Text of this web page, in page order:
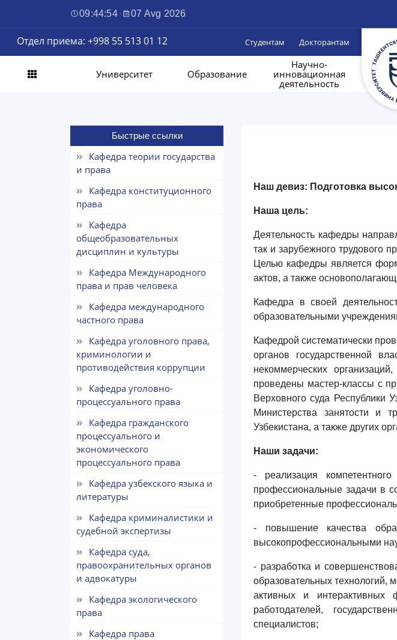
09:44:55 · 07 Avg 2026
Отдел приема: +998 55 513 01 12 Студентам Докторантам
Университет Образование
Научно-
инновационная
деятельность
Быстрые ссылки
Кафедра теории государства
и права
Кафедра конституционного
права
Кафедра
общеобразовательных
дисциплин и культуры
Кафедра Международного
права и прав человека
Кафедра международного
частного права
Кафедра уголовного права,
криминологии и
противодействия коррупции
Кафедра уголовно-
процессуального права
Кафедра гражданского
процессуального и
экономического
процессуального права
Кафедра узбекского языка и
литературы
Кафедра криминалистики и
судебной экспертизы
Кафедра суда,
правоохранительных органов
и адвокатуры
Кафедра экологического
права
Кафедра права
Наш девиз: Подготовка
Наша цель:
Деятельность кафедры
так и зарубежного трудового
Целью кафедры является
актов, а также
Кафедра в своей
образовательными
Кафедрой систематически
органов государственной
некоммерческих
проведены мастер-классы с
Верховного суда Республики
Министерства занятости и
Узбекистана, а также других
Наши задачи:
- реализация
профессиональные задачи в
приобретенные
- повышение качества
высокопрофессиональными
- разработка и
образовательных технологий,
активных и интерактивных
работодателей,
специалистов;